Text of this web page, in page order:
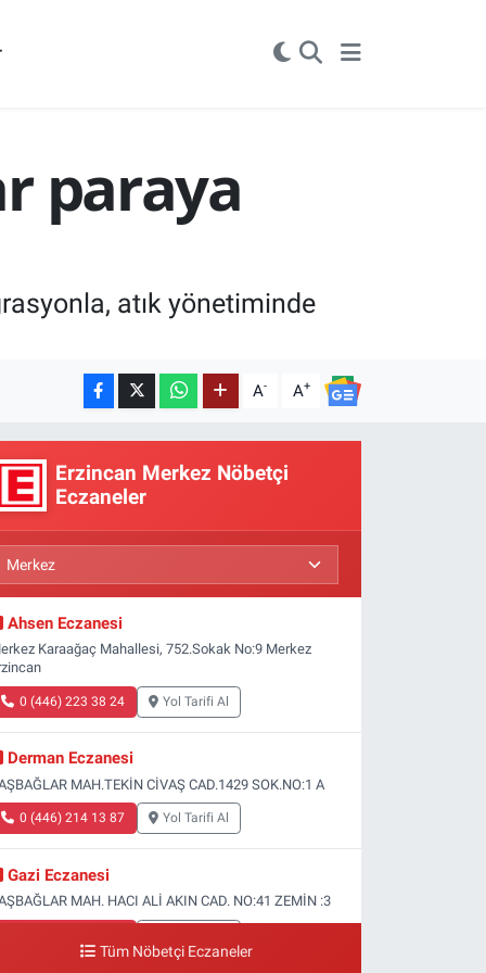
paraya
atık yönetiminde
A- A+
Erzincan Merkez Nöbetçi
Eczaneler
Ahsen Eczanesi
Karaağaç Mahallesi, 752.Sokak No:9 Merkez
0 (446) 223 38 24 Yol Tarifi Al
Derman Eczanesi
MAH.TEKİN CİVAŞ CAD.1429 SOK.NO:1 A
0 (446) 214 13 87 Yol Tarifi Al
Gazi Eczanesi
MAH. HACI ALİ AKIN CAD. NO:41 ZEMİN :3
Tüm Nöbetçi Eczaneler